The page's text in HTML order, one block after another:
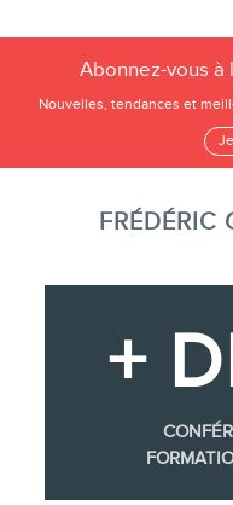
Abonnez-vous à
Nouvelles, tendances et
FRÉDÉRIC
+